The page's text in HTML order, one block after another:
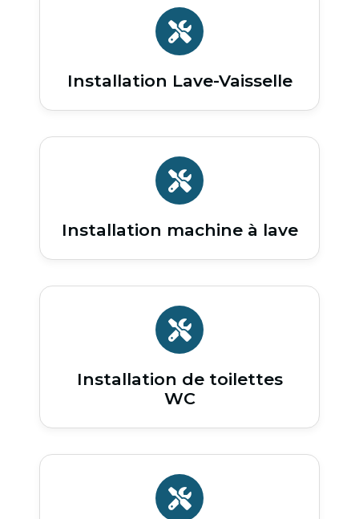
Installation Lave-Vaisselle
Installation machine à lave
Installation de toilettes
WC